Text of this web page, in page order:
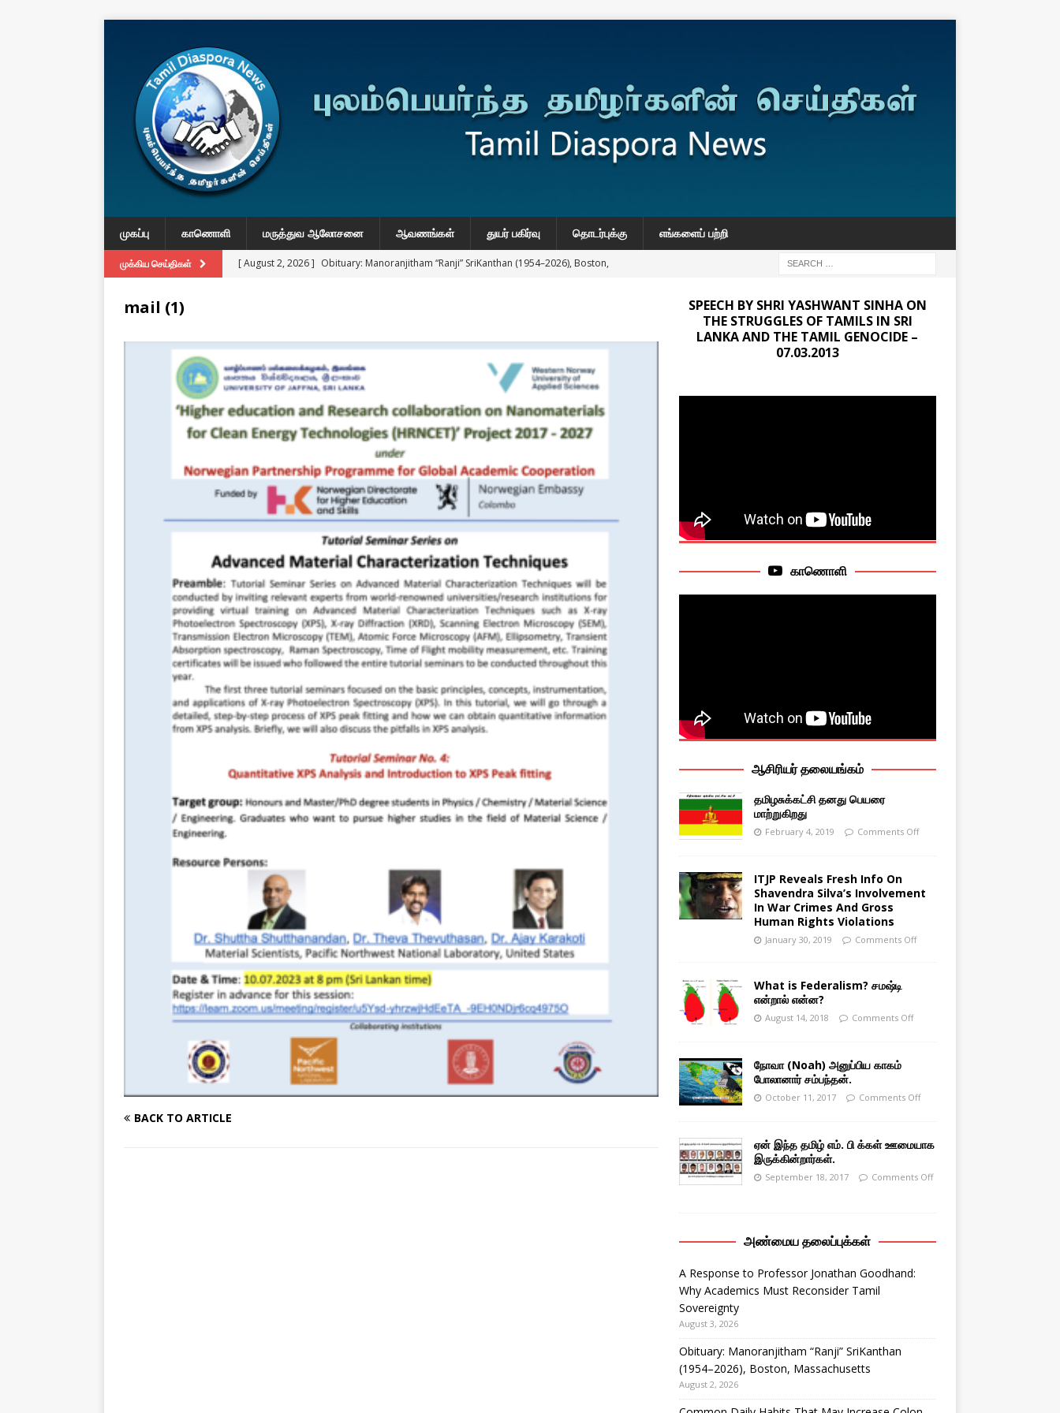
முகப்பு காணொளி மருத்துவ ஆலோசனை ஆவணங்கள் துயர் பகிர்வு தொடர்புக்கு எங்களைப் பற்றி
முக்கிய செய்திகள் [ August 2, 2026 ] Obituary: Manoranjitham “Ranji” SriKanthan (1954–2026), Boston,
IMPORTANT
[ August 1, 2026 ] New Video: Fact Check on Dr. Devanesan Nesiah’s Remarks
[ July 30, 2026 ]
தமிழ் மக்களுக்கான சர்வதேச அரசியல் தீர்வின் அவசியத்தை மகா சங்க மாநாடு
[ August 3, 2026 ] A Response to Professor Jonathan Goodhand: Why Academics Must
Reconsider Tamil Sovereignty
IMPORTANT
mail (1)
BACK TO ARTICLE
SPEECH BY SHRI YASHWANT SINHA ON
THE STRUGGLES OF TAMILS IN SRI
LANKA AND THE TAMIL GENOCIDE –
07.03.2013
காணொளி
ஆசிரியர் தலையங்கம்
தமிழசுக்கட்சி தனது பெயரை
மாற்றுகிறது
February 4, 2019 Comments Off
ITJP Reveals Fresh Info On
Shavendra Silva’s Involvement
In War Crimes And Gross
Human Rights Violations
January 30, 2019 Comments Off
What is Federalism? சமஷ்டி
என்றால் என்ன?
August 14, 2018 Comments Off
நோவா (Noah) அனுப்பிய காகம்
போலானார் சம்பந்தன்.
October 11, 2017 Comments Off
ஏன் இந்த தமிழ் எம். பி க்கள் ஊமையாக
இருக்கின்றார்கள்.
September 18, 2017 Comments Off
அண்மைய தலைப்புக்கள்
A Response to Professor Jonathan Goodhand:
Why Academics Must Reconsider Tamil
Sovereignty
August 3, 2026
Obituary: Manoranjitham “Ranji” SriKanthan
(1954–2026), Boston, Massachusetts
August 2, 2026